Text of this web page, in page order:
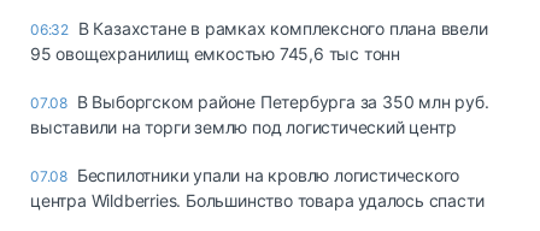
06:32 В Казахстане в рамках комплексного плана ввели
95 овощехранилищ емкостью 745,6 тыс тонн
07.08 В Выборгском районе Петербурга за 350 млн руб.
выставили на торги землю под логистический центр
07.08 Беспилотники упали на кровлю логистического
центра Wildberries. Большинство товара удалось спасти